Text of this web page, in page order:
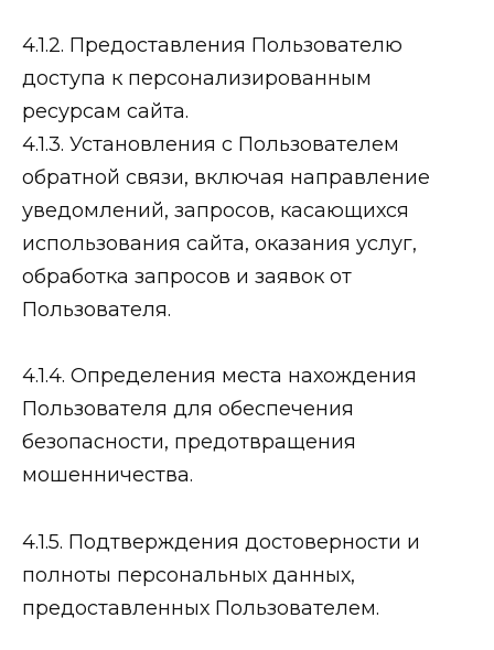
4.1.2. Предоставления Пользователю
доступа к персонализированным
ресурсам сайта.
4.1.3. Установления с Пользователем
обратной связи, включая направление
уведомлений, запросов, касающихся
использования сайта, оказания услуг,
обработка запросов и заявок от
Пользователя.
4.1.4. Определения места нахождения
Пользователя для обеспечения
безопасности, предотвращения
мошенничества.
4.1.5. Подтверждения достоверности и
полноты персональных данных,
предоставленных Пользователем.